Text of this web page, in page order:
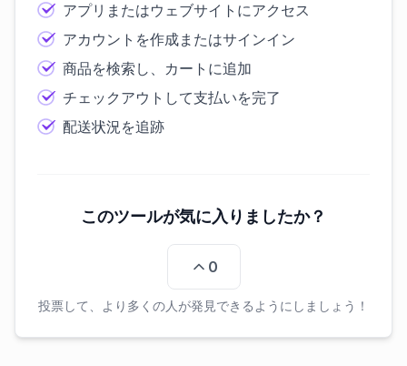
アプリまたはウェブサイトにアクセス
アカウントを作成またはサインイン
商品を検索し、カートに追加
チェックアウトして支払いを完了
配送状況を追跡
このツールが気に入りましたか？
0
投票して、より多くの人が発見できるようにしましょう！